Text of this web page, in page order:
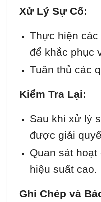
Xử Lý Sự Cố:
Thực hiện
để khắc phục
Tuân thủ các
Kiểm Tra Lại:
Sau khi xử lý
được giải
Quan sát
hiệu suất cao.
Ghi Chép và